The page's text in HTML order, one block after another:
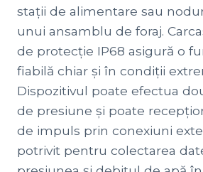
stații de alimentare sau
unui ansamblu de foraj.
de protecție IP68 asigură o
fiabilă chiar și în condiții
Dispozitivul poate efectua
de presiune și poate
de impuls prin conexiuni
potrivit pentru colectarea